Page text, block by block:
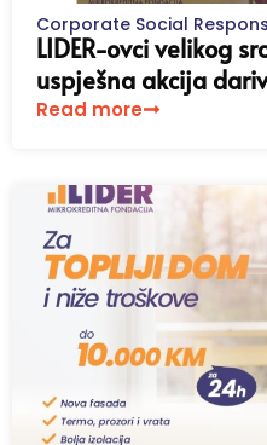
Corporate Social
LIDER-ovci velikog
uspješna akcija
Read more